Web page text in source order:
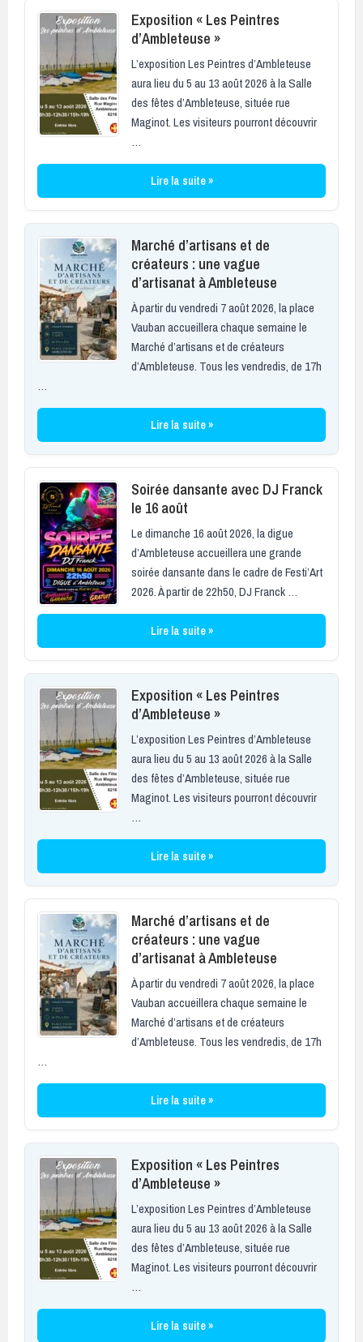
Exposition « Les Peintres
d’Ambleteuse »
L’exposition Les Peintres d’Ambleteuse
aura lieu du 5 au 13 août 2026 à la Salle
des fêtes d’Ambleteuse, située rue
Maginot. Les visiteurs pourront découvrir
…
Lire la suite »
Marché d’artisans et de
créateurs : une vague
d’artisanat à Ambleteuse
À partir du vendredi 7 août 2026, la place
Vauban accueillera chaque semaine le
Marché d’artisans et de créateurs
d’Ambleteuse. Tous les vendredis, de 17h
…
Lire la suite »
Soirée dansante avec DJ Franck
le 16 août
Le dimanche 16 août 2026, la digue
d’Ambleteuse accueillera une grande
soirée dansante dans le cadre de Festi’Art
2026. À partir de 22h50, DJ Franck …
Lire la suite »
Exposition « Les Peintres
d’Ambleteuse »
L’exposition Les Peintres d’Ambleteuse
aura lieu du 5 au 13 août 2026 à la Salle
des fêtes d’Ambleteuse, située rue
Maginot. Les visiteurs pourront découvrir
…
Lire la suite »
Marché d’artisans et de
créateurs : une vague
d’artisanat à Ambleteuse
À partir du vendredi 7 août 2026, la place
Vauban accueillera chaque semaine le
Marché d’artisans et de créateurs
d’Ambleteuse. Tous les vendredis, de 17h
…
Lire la suite »
Exposition « Les Peintres
d’Ambleteuse »
L’exposition Les Peintres d’Ambleteuse
aura lieu du 5 au 13 août 2026 à la Salle
des fêtes d’Ambleteuse, située rue
Maginot. Les visiteurs pourront découvrir
…
Lire la suite »